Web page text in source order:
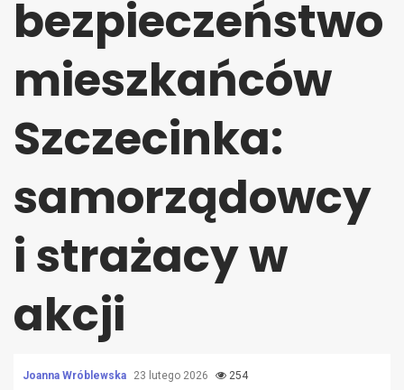
bezpieczeństwo
mieszkańców
Szczecinka:
samorządowcy
i strażacy w
akcji
Joanna Wróblewska 23 lutego 2026 254